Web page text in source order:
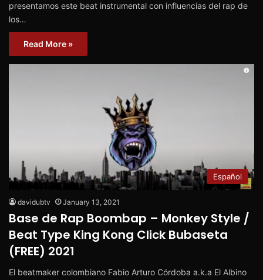
presentamos este beat instrumental con influencias del rap de
los…
Read More »
Español
davidubtv January 13, 2021
Base de Rap Boombap – Monkey Style /
Beat Type King Kong Click Bubaseta
(FREE) 2021
El beatmaker colombiano Fabio Arturo Córdoba a.k.a El Albino